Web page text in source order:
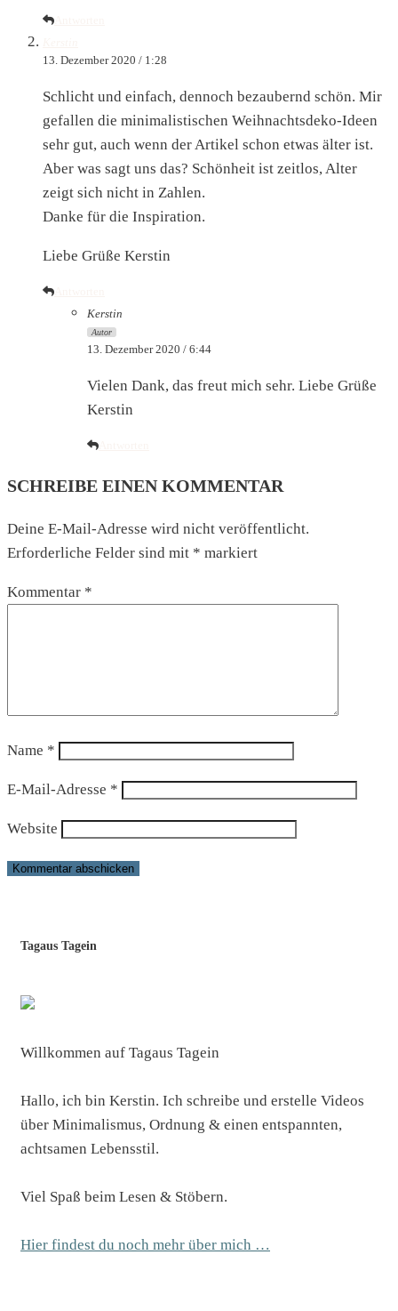
13. Dezember 2020 / 1:28
Schlicht und einfach, dennoch bezaubernd schön. Mir
gefallen die minimalistischen Weihnachtsdeko-Ideen
sehr gut, auch wenn der Artikel schon etwas älter ist.
Aber was sagt uns das? Schönheit ist zeitlos, Alter
zeigt sich nicht in Zahlen.
Danke für die Inspiration.
Liebe Grüße Kerstin
Kerstin
Autor
13. Dezember 2020 / 6:44
Vielen Dank, das freut mich sehr. Liebe Grüße
Kerstin
SCHREIBE EINEN KOMMENTAR
Deine E-Mail-Adresse wird nicht veröffentlicht.
Erforderliche Felder sind mit * markiert
Kommentar *
Name *
E-Mail-Adresse *
Website
Tagaus Tagein
Willkommen auf Tagaus Tagein
Hallo, ich bin Kerstin. Ich schreibe und erstelle Videos
über Minimalismus, Ordnung & einen entspannten,
achtsamen Lebensstil.
Viel Spaß beim Lesen & Stöbern.
Hier findest du noch mehr über mich …